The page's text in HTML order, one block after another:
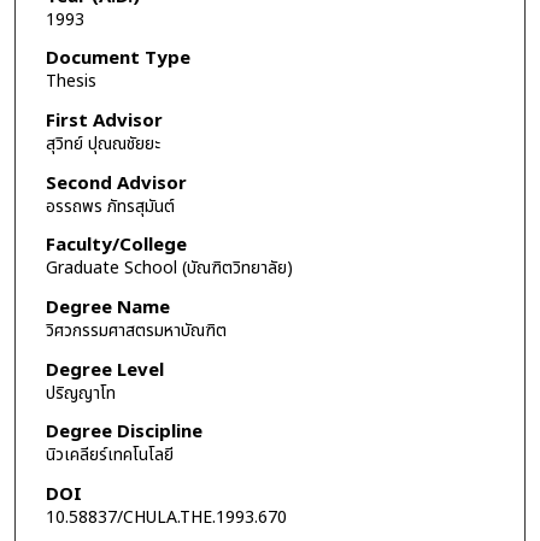
1993
Document Type
Thesis
First Advisor
สุวิทย์ ปุณณชัยยะ
Second Advisor
อรรถพร ภัทรสุมันต์
Faculty/College
Graduate School (บัณฑิตวิทยาลัย)
Degree Name
วิศวกรรมศาสตรมหาบัณฑิต
Degree Level
ปริญญาโท
Degree Discipline
นิวเคลียร์เทคโนโลยี
DOI
10.58837/CHULA.THE.1993.670